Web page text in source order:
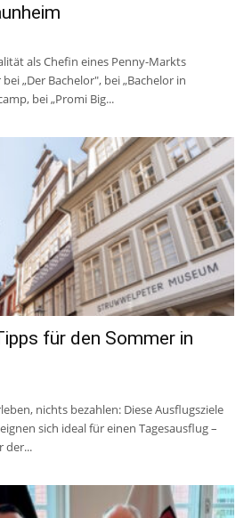
als Chefin eines Penny-Markts
bei „Der Bachelor", bei „Bachelor in
bei „Promi Big...
für den Sommer in
nichts bezahlen: Diese Ausflugsziele
sich ideal für einen Tagesausflug –
der...